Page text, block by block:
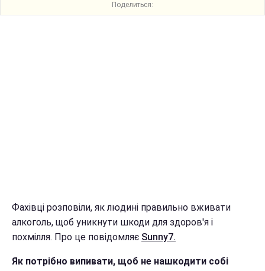
Поделиться:
Фахівці розповіли, як людині правильно вживати
алкоголь, щоб уникнути шкоди для здоров'я і
похмілля. Про це повідомляє Sunny7.
Як потрібно випивати, щоб не нашкодити собі